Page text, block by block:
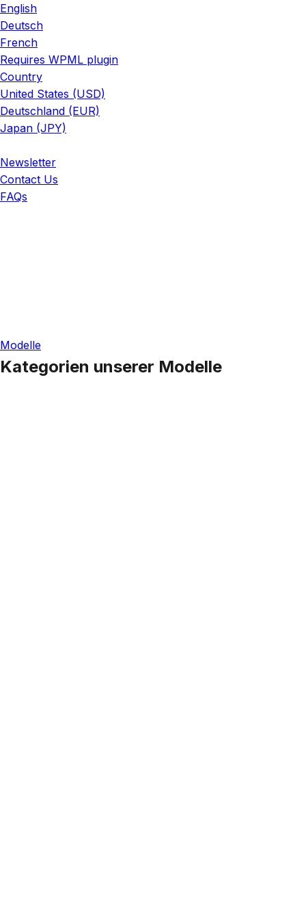
English
Deutsch
French
Requires WPML plugin
Country
United States (USD)
Deutschland (EUR)
Japan (JPY)
Newsletter
Contact Us
FAQs
Modelle
Kategorien unserer Modelle